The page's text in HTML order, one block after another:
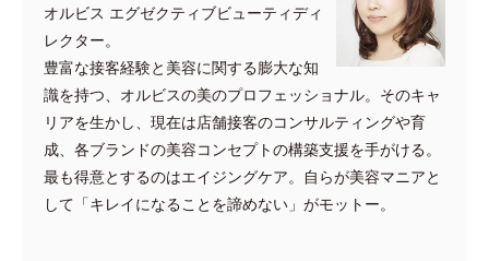
オルビス エグゼクティブビューティディ
レクター。
豊富な接客経験と美容に関する膨大な知
識を持つ、オルビスの美のプロフェッショナル。そのキャ
リアを生かし、現在は店舗接客のコンサルティングや育
成、各ブランドの美容コンセプトの構築支援を手がける。
最も得意とするのはエイジングケア。自らが美容マニアと
して「キレイになることを諦めない」がモットー。